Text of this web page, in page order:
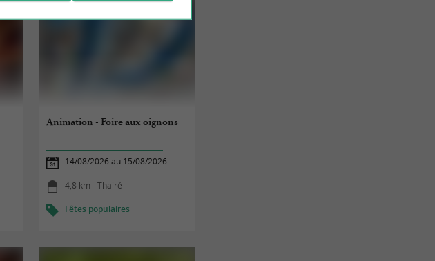
Animation - Foire aux oignons
14/08/2026 au 15/08/2026
4,8 km - Thairé
Fêtes populaires